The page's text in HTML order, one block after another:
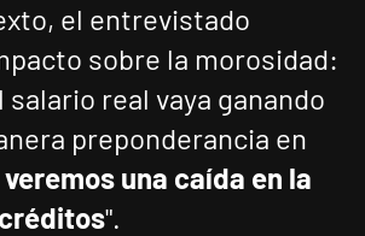
el entrevistado
sobre la morosidad:
real vaya ganando
preponderancia en
veremos una caída en la
".